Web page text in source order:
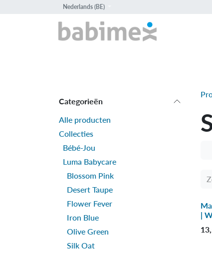
Overslaan naar inhoudNederlands (BE)
Categorieën
Alle producten
Collecties
Bébé-Jou
Luma Babycare
Blossom Pink
Desert Taupe
Flower Fever
Iron Blue
Olive Green
Silk Oat
|